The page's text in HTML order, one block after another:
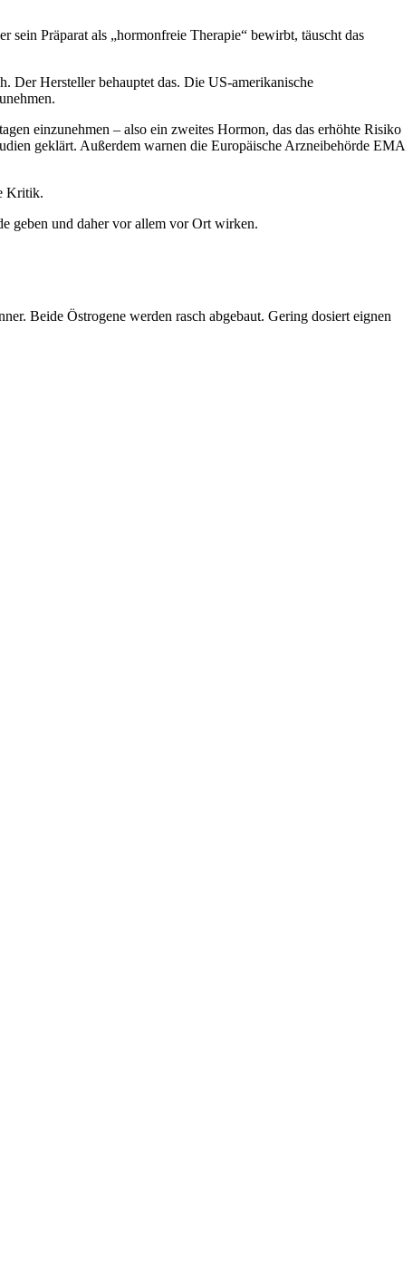
Präparat als „hormonfreie Therapie“ bewirbt, täuscht das
Der Hersteller behauptet das. Die US-amerikanische
einzunehmen – also ein zweites Hormon, das das erhöhte Risiko
geklärt. Außerdem warnen die Europäische Arzneibehörde EMA
Kritik.
geben und daher vor allem vor Ort wirken.
Beide Östrogene werden rasch abgebaut. Gering dosiert eignen